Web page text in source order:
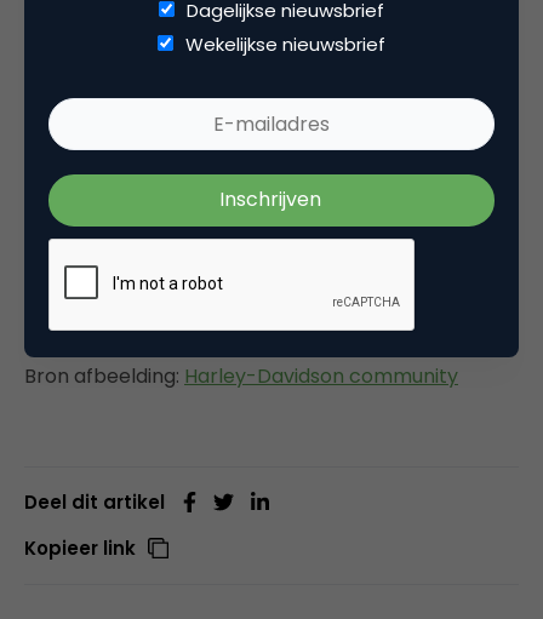
Shang, R.A., Cheng, Y.C., & Liao, H.J. (2006). The
communities on brand loyalty.
Internet research,
16(4), 398-418.
Woisetschläger, D.M., Hartleb, V., & Blut, M.
(2008). How to make brand communities work:
Antecedents and consequences of consumer
participation.Journal of Relationship Marketing,
Bron afbeelding: Harley-Davidson community
Deel dit artikel
Kopieer link
Dagelijkse nieuwsbrief
Wekelijkse nieuwsbrief